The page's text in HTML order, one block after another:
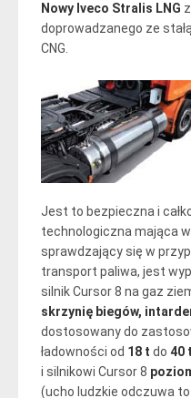
Nowy Iveco Stralis LNG
doprowadzanego ze
CNG.
Jest to bezpieczna i
technologiczna mająca
sprawdzający się w
transport paliwa, jest
silnik Cursor 8 na gaz
skrzynię biegów,
dostosowany do
ładowności od 18 t do 40 t
i silnikowi Cursor 8
(ucho ludzkie odczuwa